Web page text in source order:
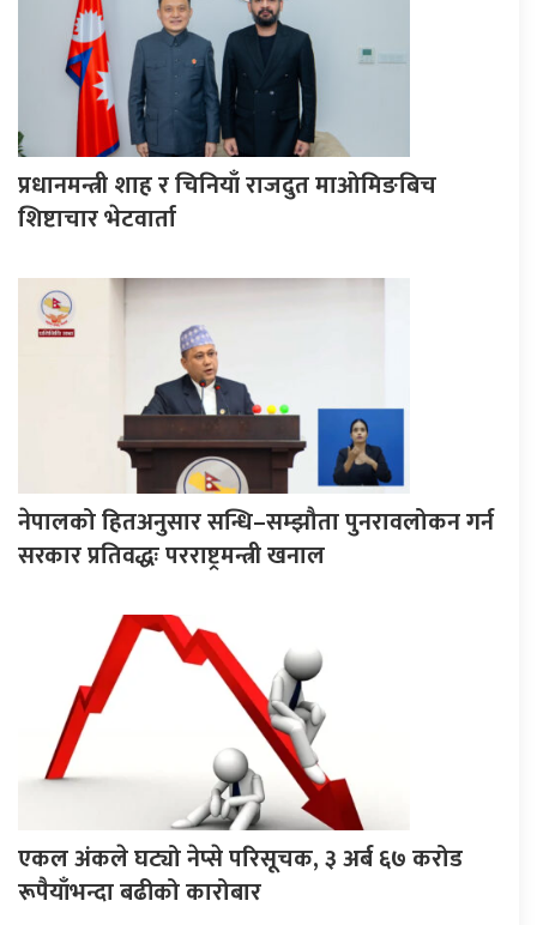
प्रधानमन्त्री शाह र चिनियाँ राजदुत माओमिङबिच
शिष्टाचार भेटवार्ता
नेपालको हितअनुसार सन्धि–सम्झौता पुनरावलोकन गर्न
सरकार प्रतिवद्धः परराष्ट्रमन्त्री खनाल
एकल अंकले घट्यो नेप्से परिसूचक, ३ अर्ब ६७ करोड
रूपैयाँभन्दा बढीको कारोबार